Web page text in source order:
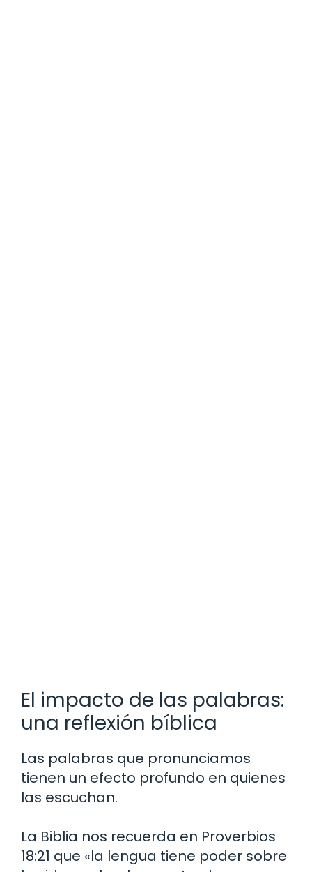
El impacto de las palabras:
una reflexión bíblica
Las palabras que pronunciamos
tienen un efecto profundo en quienes
las escuchan.
La Biblia nos recuerda en Proverbios
18:21 que «la lengua tiene poder sobre